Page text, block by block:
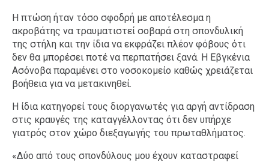
Η πτώση ήταν τόσο σφοδρή με αποτέλεσμα η
ακροβάτης να τραυματιστεί σοβαρά στη σπονδυλική
της στήλη και την ίδια να εκφράζει πλέον φόβους ότι
δεν θα μπορέσει ποτέ να περπατήσει ξανά. Η Εβγκένια
Ασόνοβα παραμένει στο νοσοκομείο καθώς χρειάζεται
βοήθεια για να μετακινηθεί.
Η ίδια κατηγορεί τους διοργανωτές για αργή αντίδραση
στις κραυγές της καταγγέλλοντας ότι δεν υπήρχε
γιατρός στον χώρο διεξαγωγής του πρωταθλήματος.
«Δύο από τους σπονδύλους μου έχουν καταστραφεί